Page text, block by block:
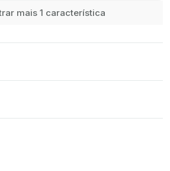
mais 1 característica